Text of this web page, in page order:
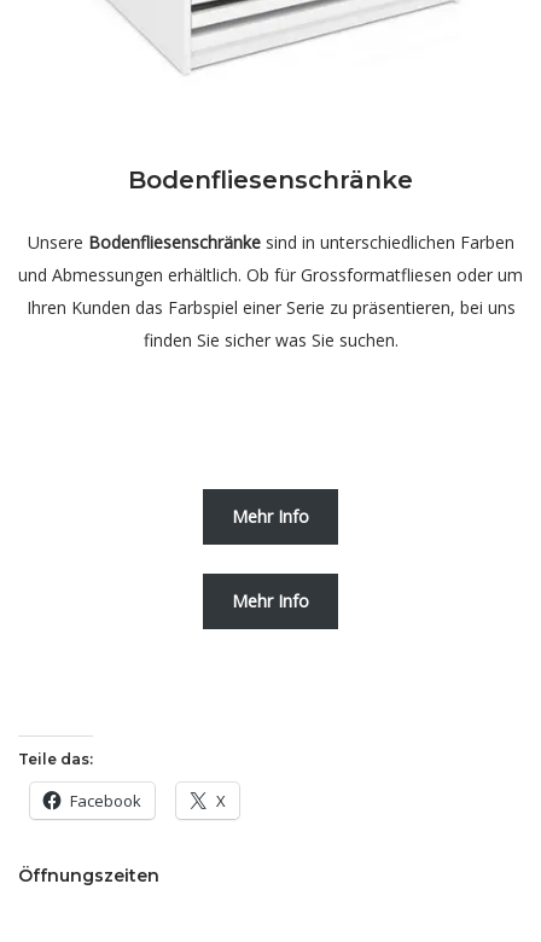
Bodenfliesenschränke
Unsere Bodenfliesenschränkesind in unterschiedlichen Farben
und Abmessungen erhältlich. Ob für Grossformatfliesen oder um
Ihren Kunden das Farbspiel einer Serie zu präsentieren, bei uns
finden Sie sicher was Sie suchen.
Mehr Info
Mehr Info
Teile das:
Facebook X
Öffnungszeiten